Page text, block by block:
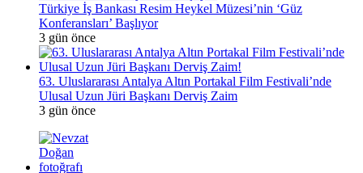
Türkiye İş Bankası Resim Heykel Müzesi’nin ‘Güz
Konferansları’ Başlıyor
3 gün önce
63. Uluslararası Antalya Altın Portakal Film Festivali’nde
Ulusal Uzun Jüri Başkanı Derviş Zaim
3 gün önce